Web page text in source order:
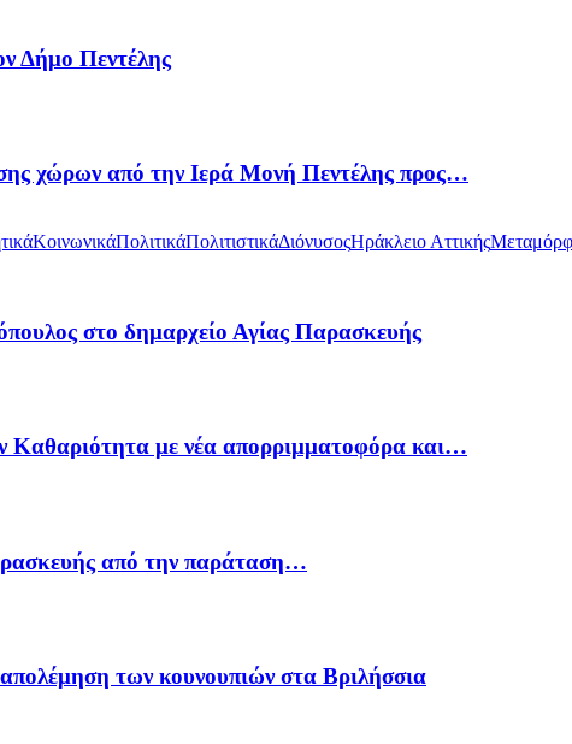
Δήμο Πεντέλης
χώρων από την Ιερά Μονή Πεντέλης προς…
ΚοινωνικάΠολιτικάΠολιτιστικάΔιόνυσοςΗράκλειο Αττικής
στο δημαρχείο Αγίας Παρασκευής
Καθαριότητα με νέα απορριμματοφόρα και…
από την παράταση…
των κουνουπιών στα Βριλήσσια